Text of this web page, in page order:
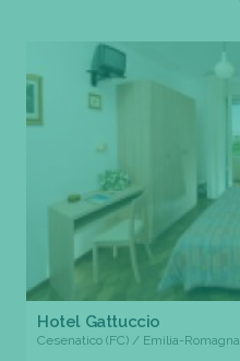
Hotel Gattuccio
Cesenatico (FC) / Emilia-Romagna